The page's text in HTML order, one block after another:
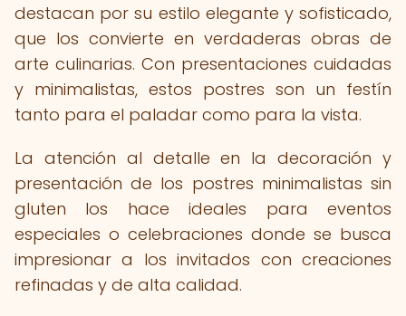
destacan por su estilo elegante y sofisticado,
que los convierte en verdaderas obras de
arte culinarias. Con presentaciones cuidadas
y minimalistas, estos postres son un festín
tanto para el paladar como para la vista.
La atención al detalle en la decoración y
presentación de los postres minimalistas sin
gluten los hace ideales para eventos
especiales o celebraciones donde se busca
impresionar a los invitados con creaciones
refinadas y de alta calidad.